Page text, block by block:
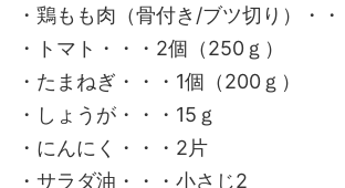
・鶏もも肉（骨付き/ブツ切り）・
・トマト・・・2個（250ｇ）
・たまねぎ・・・1個（200ｇ）
・しょうが・・・15ｇ
・にんにく・・・2片
・サラダ油・・・小さじ2